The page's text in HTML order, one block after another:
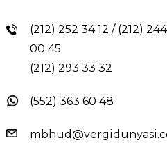
(212) 252 34 12 / (212) 244
00 45
(212) 293 33 32
(552) 363 60 48